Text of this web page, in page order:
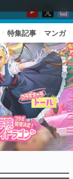
特集記事 マンガ